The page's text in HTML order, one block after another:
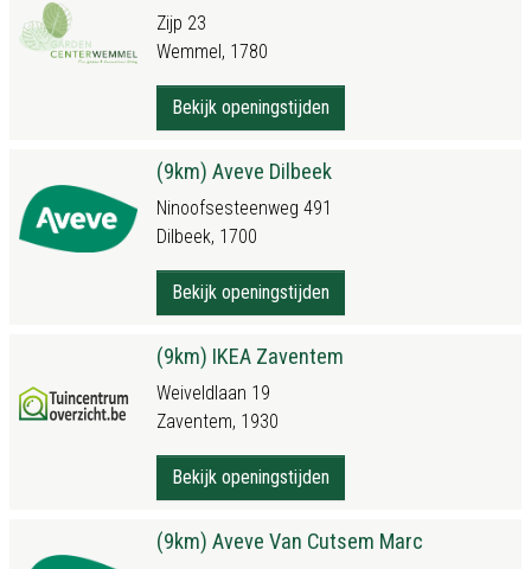
Zijp 23
Wemmel, 1780
Bekijk openingstijden
(9km) Aveve Dilbeek
Ninoofsesteenweg 491
Dilbeek, 1700
Bekijk openingstijden
(9km) IKEA Zaventem
Weiveldlaan 19
Zaventem, 1930
Bekijk openingstijden
(9km) Aveve Van Cutsem Marc